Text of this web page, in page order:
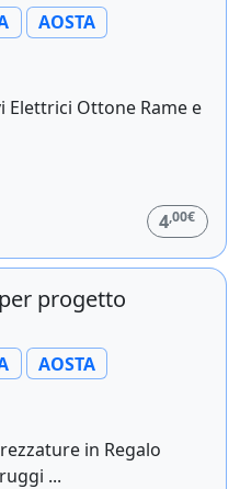
AOSTA
Elettrici Ottone Rame e
4,00€
progetto
AOSTA
in Regalo
...